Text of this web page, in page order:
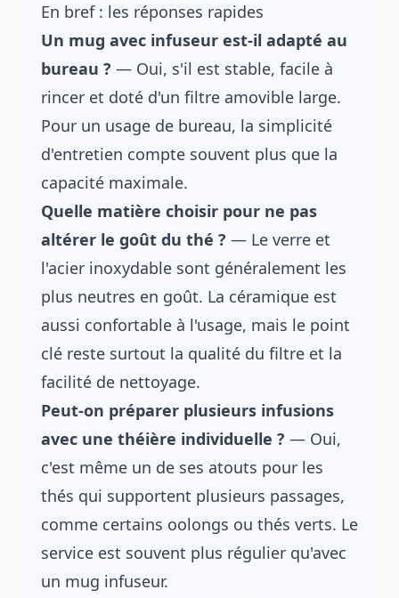
En bref : les réponses rapides
Un mug avec infuseur est-il adapté au
bureau ? — Oui, s'il est stable, facile à
rincer et doté d'un filtre amovible large.
Pour un usage de bureau, la simplicité
d'entretien compte souvent plus que la
capacité maximale.
Quelle matière choisir pour ne pas
altérer le goût du thé ? — Le verre et
l'acier inoxydable sont généralement les
plus neutres en goût. La céramique est
aussi confortable à l'usage, mais le point
clé reste surtout la qualité du filtre et la
facilité de nettoyage.
Peut-on préparer plusieurs infusions
avec une théière individuelle ? — Oui,
c'est même un de ses atouts pour les
thés qui supportent plusieurs passages,
comme certains oolongs ou thés verts. Le
service est souvent plus régulier qu'avec
un mug infuseur.